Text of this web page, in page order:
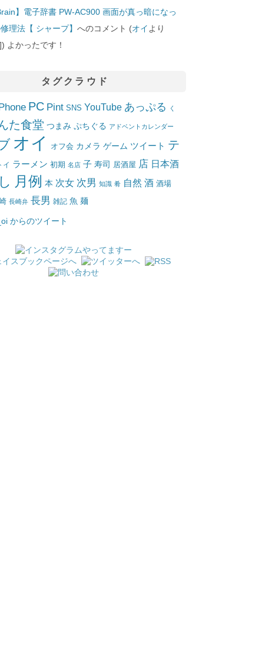
】電子辞書 PW-AC900 画面が真っ暗になっ
理法【 シャープ】へのコメント (オイ より
よかったです！
タグクラウド
PC Pint SNS YouTube あっぷる く
た食堂 つまみ ぷちぐる アドベントカレンダー
オイ オフ会 カメラ ゲーム ツイート テ
イ ラーメン 初期 名店 子 寿司 居酒屋 店 日本酒
月例 本 次女 次男 知識 肴 自然 酒 酒場
長崎弁 長男 雑記 魚 麺
からのツイート